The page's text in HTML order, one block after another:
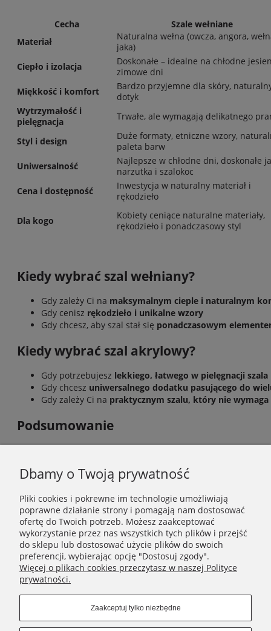
Cecha
Szale wełniane
Materiał
Naturalna wełna (owcza, angora,
jaka)
Ciepło i izolacja
Doskonałe – idealne na chłodne
zimowe dni
Miękkość i komfort
Bardzo przyjemne dla skóry,
dotyk
Wytrzymałość i
pielęgnacja
Trwałe, ale wymagają delikatnego
Styl i design
Duże formaty, etniczne wzory,
paleta barw
Uniwersalność
Najlepsze w chłodne dni, doskonałe
narzutka i szalokoc
Cena i dostępność
Inwestycja w naturalny materiał i
rękodzieło
Dla kogo
Kobiety ceniące naturalne materiały,
rękodzieło i ponadczasowy styl
Kiedy wybrać szal wełniany?
Gdy zależy Ci na maksymalnym cieple i naturalnym
Gdy cenisz rękodzieło i unikalne wzory
Gdy chcesz, aby szal stał się ponadczasowym
Kiedy wybrać szal akrylowy?
Gdy potrzebujesz lekkiego, łatwego w pielęgnacji szala
Gdy chcesz uniwersalnego dodatku pasującego do
Gdy zależy Ci na praktycznym szalu, który nie
Podsumowanie
spełnią oba te kryteria – od wyrazistych szali akrylowych po
INFORMACJE
POMOC
MOJE KONTO
Dbamy o Twoją prywatność
Pliki cookies i pokrewne im technologie umożliwiają
poprawne działanie strony i pomagają nam dostosować
ofertę do Twoich potrzeb. Możesz zaakceptować
wykorzystanie przez nas wszystkich tych plików i przejść
do sklepu lub dostosować użycie plików do swoich
preferencji, wybierając opcję "Dostosuj zgody".
Więcej o plikach cookies przeczytasz w naszej Polityce
prywatności.
Zaakceptuj tylko niezbędne